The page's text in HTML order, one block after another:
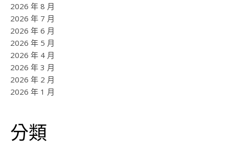
2026 年 8 月
2026 年 7 月
2026 年 6 月
2026 年 5 月
2026 年 4 月
2026 年 3 月
2026 年 2 月
2026 年 1 月
分類